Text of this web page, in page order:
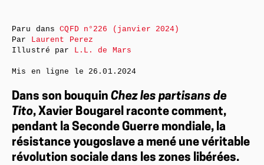
Dans son bouquin Chez les partisans de
Tito, Xavier Bougarel raconte comment,
pendant la Seconde Guerre mondiale, la
résistance yougoslave a mené une véritable
révolution sociale dans les zones libérées.
Paru dansCQFD n°226 (janvier 2024)
Par Laurent Perez
Illustré par L.L. de Mars
Mis en ligne le 26.01.2024